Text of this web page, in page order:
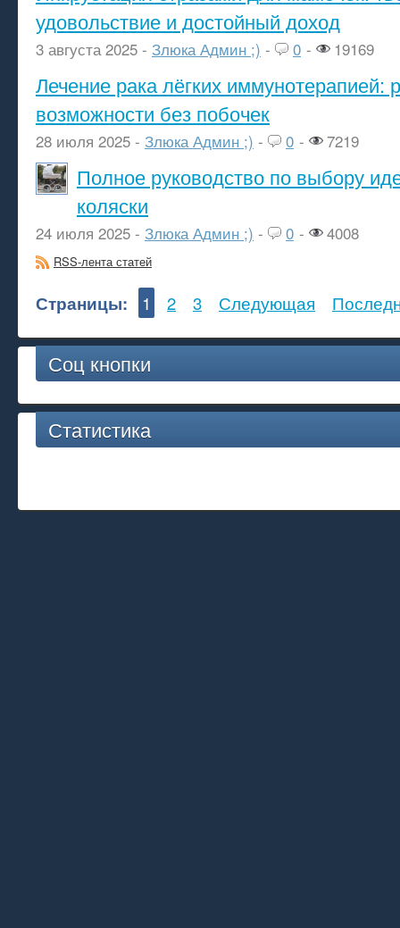
удовольствие и достойный доход
3 августа 2025 - Злюка Админ ;) - 0 - 19169
Лечение рака лёгких иммунотерапией:
возможности без побочек
28 июля 2025 - Злюка Админ ;) - 0 - 7219
Полное руководство по выбору
коляски
24 июля 2025 - Злюка Админ ;) - 0 - 4008
RSS-лента статей
Страницы: 1 2 3 Следующая
Соц кнопки
Статистика